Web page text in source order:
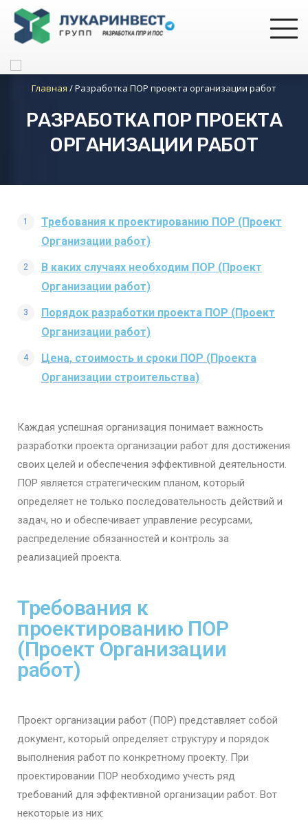
Главная /Разработка ПОР проекта организации работ
РАЗРАБОТКА ПОР ПРОЕКТА
ОРГАНИЗАЦИИ РАБОТ
Требования к проектированию ПОР (Проект
Организации работ)
В каких случаях необходим ПОР (Проект
Организации работ)
Порядок разработки проекта ПОР (Проект
Организации работ)
Цена, стоимость и сроки ПОР (Проекта
Организации строительства)​
Каждая успешная организация понимает важность
разработки проекта организации работ для достижения
своих целей и обеспечения эффективной деятельности.
ПОР является стратегическим планом, который
определяет не только последовательность действий и
задач, но и обеспечивает управление ресурсами,
распределение обязанностей и контроль за
реализацией проекта.
Требования к
проектированию ПОР
(Проект Организации
работ)
Проект организации работ (ПОР) представляет собой
документ, который определяет структуру и порядок
выполнения работ по конкретному проекту. При
проектировании ПОР необходимо учесть ряд
требований для эффективной организации работ. Вот
некоторые из них: